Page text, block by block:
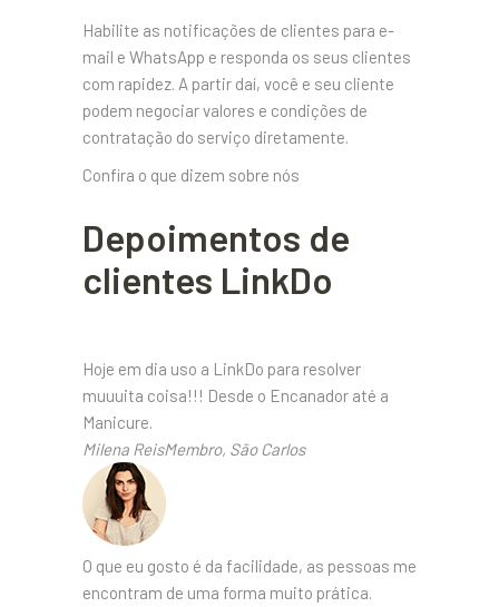
Habilite as notificações de clientes para e-
mail e WhatsApp e responda os seus clientes
com rapidez. A partir daí, você e seu cliente
podem negociar valores e condições de
contratação do serviço diretamente.
Confira o que dizem sobre nós
Depoimentos de
clientes LinkDo
Hoje em dia uso a LinkDo para resolver
muuuita coisa!!! Desde o Encanador até a
Manicure.
Milena ReisMembro, São Carlos
O que eu gosto é da facilidade, as pessoas me
encontram de uma forma muito prática.